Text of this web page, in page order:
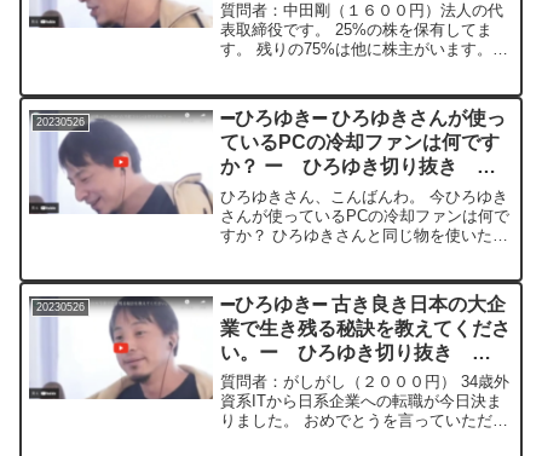
質問者：中田剛（１６００円）法人の代
表取締役です。 25%の株を保有してま
す。 残りの75%は他に株主がいます。
合は全額返済してからやめれば問題ない
のでしょうか?...
20230526
➖ひろゆき➖ ひろゆきさんが使っ
ているPCの冷却ファンは何です
か？ ー ひろゆき切り抜き
20230526
ひろゆきさん、こんばんわ。 今ひろゆき
さんが使っているPCの冷却ファンは何で
すか？ ひろゆきさんと同じ物を使いたい
sisido（１０００円）＊＊＊＊＊＊＊文
字起こし内容...
20230526
➖ひろゆき➖ 古き良き日本の大企
業で生き残る秘訣を教えてくださ
い。ー ひろゆき切り抜き
20230526
質問者：がしがし（２０００円） 34歳外
資系ITから日系企業への転職が今日決ま
りました。 おめでとうを言っていただけ